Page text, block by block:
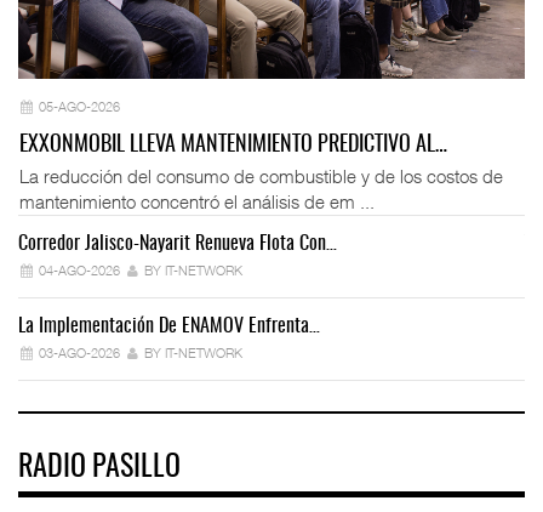
05-AGO-2026
EXXONMOBIL LLEVA MANTENIMIENTO PREDICTIVO AL…
La reducción del consumo de combustible y de los costos de
mantenimiento concentró el análisis de em ...
Corredor Jalisco-Nayarit Renueva Flota Con…
04-AGO-2026 BY IT-NETWORK
La Implementación De ENAMOV Enfrenta…
03-AGO-2026 BY IT-NETWORK
RADIO PASILLO